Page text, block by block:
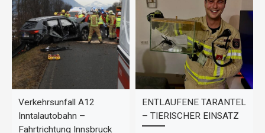
Verkehrsunfall A12
Inntalautobahn –
Fahrtrichtung Innsbruck
ENTLAUFENE TARANTEL
– TIERISCHER EINSATZ